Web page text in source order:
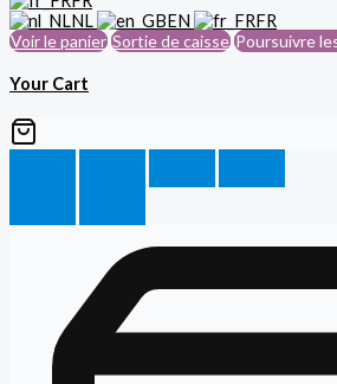
NL
EN
FR
Voir le panier Sortie de caisse Poursuivre
Your Cart